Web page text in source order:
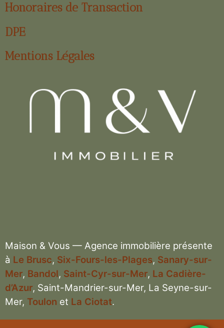
Honoraires de Transaction
DPE
Mentions Légales
Maison & Vous — Agence immobilière présente
à Le Brusc, Six-Fours-les-Plages, Sanary-sur-
Mer, Bandol, Saint-Cyr-sur-Mer, La Cadière-
d’Azur, Saint-Mandrier-sur-Mer, La Seyne-sur-
Mer, Toulon et La Ciotat.